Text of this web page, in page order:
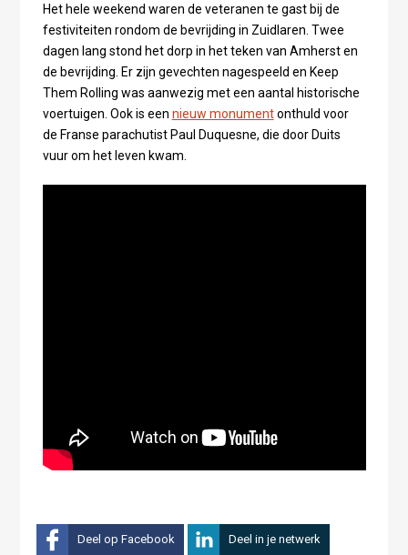
Het hele weekend waren de veteranen te gast bij de
festiviteiten rondom de bevrijding in Zuidlaren. Twee
dagen lang stond het dorp in het teken van Amherst en
de bevrijding. Er zijn gevechten nagespeeld en Keep
Them Rolling was aanwezig met een aantal historische
voertuigen. Ook is een nieuw monumentonthuld voor
de Franse parachutist Paul Duquesne, die door Duits
vuur om het leven kwam.
Deel op Facebook Deel in je netwerk